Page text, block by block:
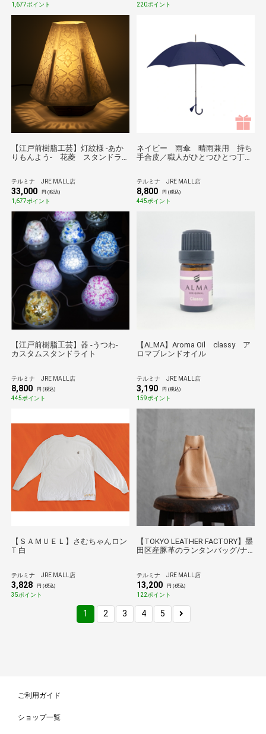
1,677ポイント 220ポイント
【江戸前樹脂工芸】灯紋様 -あか
りもんよう- 花菱 スタンドラ
テルミナ JRE MALL店
33,000 円 (税込)
1,677ポイント
ネイビー 雨傘 晴雨兼用 持ち
手合皮／職人がひとつひとつ丁寧
テルミナ JRE MALL店
8,800 円 (税込)
445ポイント
【江戸前樹脂工芸】器 -うつわ-
カスタムスタンドライト
テルミナ JRE MALL店
8,800 円 (税込)
445ポイント
【ALMA】Aroma Oil classy ア
ロマブレンドオイル
テルミナ JRE MALL店
3,190 円 (税込)
159ポイント
【ＳＡＭＵＥＬ】さむちゃんロン
T 白
テルミナ JRE MALL店
3,828 円 (税込)
35ポイント
【TOKYO LEATHER FACTORY】墨
田区産豚革のランタンバッグ/ナ
テルミナ JRE MALL店
13,200 円 (税込)
122ポイント
1 2 3 4 5
ご利用ガイド
ショップ一覧